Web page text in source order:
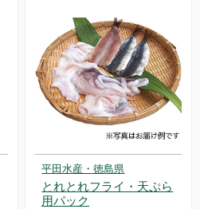
平田水産・徳島県
とれとれフライ・天ぷら
用パック